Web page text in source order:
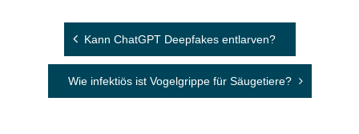
Beitragsnavigation
Kann ChatGPT Deepfakes entlarven?
Wie infektiös ist Vogelgrippe für Säugetiere?